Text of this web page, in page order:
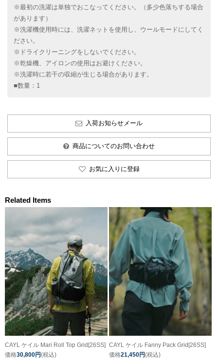
※最初の洗濯は単独でおこなってください。（多少色落ちする場合
があります）
※洗濯機使用時には、洗濯ネットを使用し、ウールモードにしてく
ださい。
※ドライクリーニングをしないでください。
※乾燥機、アイロンの使用はお避けください。
※洗濯時に若干の収縮が生じる場合があります。
■数量：1
入荷お知らせメール
商品についてのお問い合わせ
お気に入りに登録
Related Items
CAYL ケイル Mari Roll Top Grid[26SS]
価格30,800円(税込)
CAYL ケイル Fanny Pack Grid[26SS]
価格21,450円(税込)